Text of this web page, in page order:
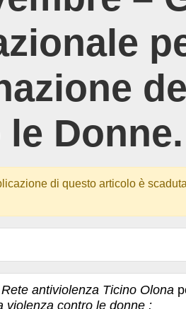
Donne.
di questo articolo è
Rete antiviolenza Ticino Olona
violenza contro le donne :